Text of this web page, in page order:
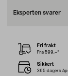
Eksperten svarer
Fri frakt
Fra 599,–*
Sikkert
365 dagers